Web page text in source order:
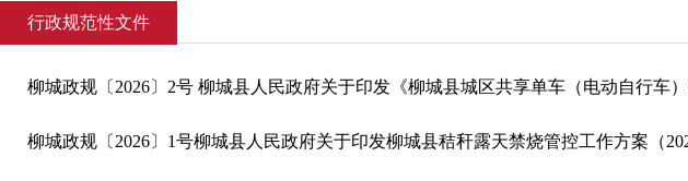
行政规范性文件
柳城政规〔2026〕2号 柳城县人民政府关于印发《柳城县城区共享单车（电动自行车
柳城政规〔2026〕1号柳城县人民政府关于印发柳城县秸秆露天禁烧管控工作方案（